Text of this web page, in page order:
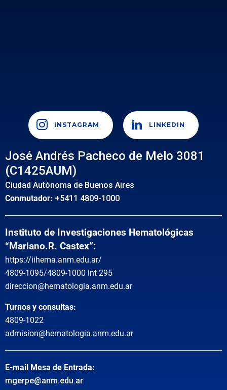
INSTAGRAM LINKEDIN
José Andrés Pacheco de Melo 3081
(C1425AUM)
Ciudad Autónoma de Buenos Aires
Conmutador: +5411 4809-1000
Instituto de Investigaciones Hematológicas
“Mariano.R. Castex”:
https://iihema.anm.edu.ar/
4809-1095/4809-1000 int 295
direccion@hematologia.anm.edu.ar
Turnos y consultas:
4809-1022
admision@hematologia.anm.edu.ar
E-mail Mesa de Entrada:
mgerpe@anm.edu.ar